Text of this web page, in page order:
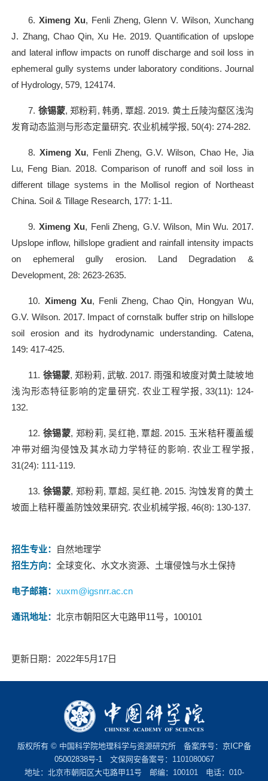
6.Ximeng Xu, Fenli Zheng, Glenn V. Wilson, Xunchang
J. Zhang, Chao Qin, Xu He. 2019. Quantification of upslope
and lateral inflow impacts on runoff discharge and soil loss in
ephemeral gully systems under laboratory conditions. Journal
of Hydrology, 579, 124174.
7. 徐锡蒙,郑粉莉, 韩勇,覃超. 2019. 黄土丘陵沟壑区浅沟
发育动态监测与形态定量研究.农业机械学报, 50(4): 274-282.
8. Ximeng Xu, Fenli Zheng, G.V. Wilson, Chao He, Jia
Lu, Feng Bian. 2018. Comparison of runoff and soil loss in
different tillage systems in the Mollisol region of Northeast
China. Soil & Tillage Research, 177: 1-11.
9. Ximeng Xu, Fenli Zheng, G.V. Wilson, Min Wu. 2017.
Upslope inflow, hillslope gradient and rainfall intensity impacts
on ephemeral gully erosion. Land Degradation &
Development, 28: 2623-2635.
10. Ximeng Xu, Fenli Zheng, Chao Qin, Hongyan Wu,
G.V. Wilson. 2017. Impact of cornstalk buffer strip on hillslope
soil erosion and its hydrodynamic understanding. Catena,
149: 417-425.
11. 徐锡蒙,郑粉莉, 武敏. 2017.雨强和坡度对黄土陡坡地
浅沟形态特征影响的定量研究. 农业工程学报, 33(11): 124-
132.
12. 徐锡蒙, 郑粉莉,吴红艳,覃超. 2015. 玉米秸秆覆盖缓
冲带对细沟侵蚀及其水动力学特征的影响 . 农业工程学报 ,
31(24): 111-119.
13. 徐锡蒙, 郑粉莉,覃超, 吴红艳. 2015. 沟蚀发育的黄土
坡面上秸秆覆盖防蚀效果研究.农业机械学报, 46(8): 130-137.
招生专业： 自然地理学
招生方向：全球变化、水文水资源、土壤侵蚀与水土保持
电子邮箱：xuxm@igsnrr.ac.cn
通讯地址：北京市朝阳区大屯路甲11号， 100101
更新日期：2022年5月17日
版权所有 © 中国科学院地理科学与资源研究所 备案序号： 京ICP备
05002838号-1 文保网安备案号：1101080067
地址：北京市朝阳区大屯路甲11号 邮编：100101 电话：010-